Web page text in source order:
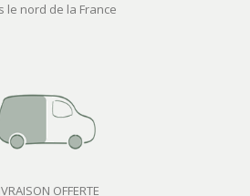
le nord de la France
OFFERTE